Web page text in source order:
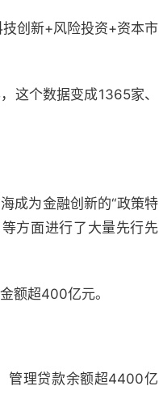
技创新+风险投资+资本市
这个数据变成1365家、
成为金融创新的“政策特
方面进行了大量先行先
额超400亿元。
管理贷款余额超4400亿